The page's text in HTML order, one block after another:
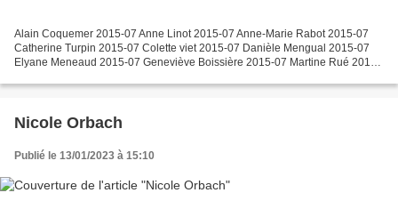
Alain Coquemer 2015-07 Anne Linot 2015-07 Anne-Marie Rabot 2015-07
Catherine Turpin 2015-07 Colette viet 2015-07 Danièle Mengual 2015-07
Elyane Meneaud 2015-07 Geneviève Boissière 2015-07 Martine Rué 2015-
Nicole Orbach
Publié le 13/01/2023 à 15:10